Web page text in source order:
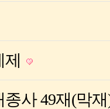
종사 49재(막